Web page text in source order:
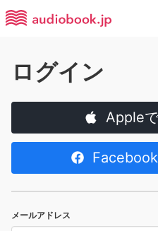
ログイン
Apple
メールアドレス